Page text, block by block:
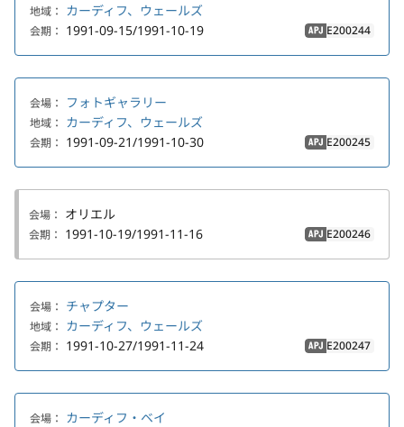
地域： カーディフ、ウェールズ
会期： 1991-09-15/1991-10-19 APJ E200244
会場： フォトギャラリー
地域： カーディフ、ウェールズ
会期： 1991-09-21/1991-10-30 APJ E200245
会場： オリエル
会期： 1991-10-19/1991-11-16 APJ E200246
会場： チャプター
地域： カーディフ、ウェールズ
会期： 1991-10-27/1991-11-24 APJ E200247
会場： カーディフ・ベイ